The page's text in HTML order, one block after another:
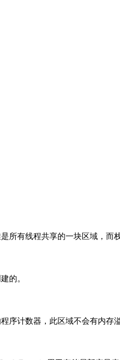
有线程共享的一块区域，而
的。
序计数器，此区域不会有内存